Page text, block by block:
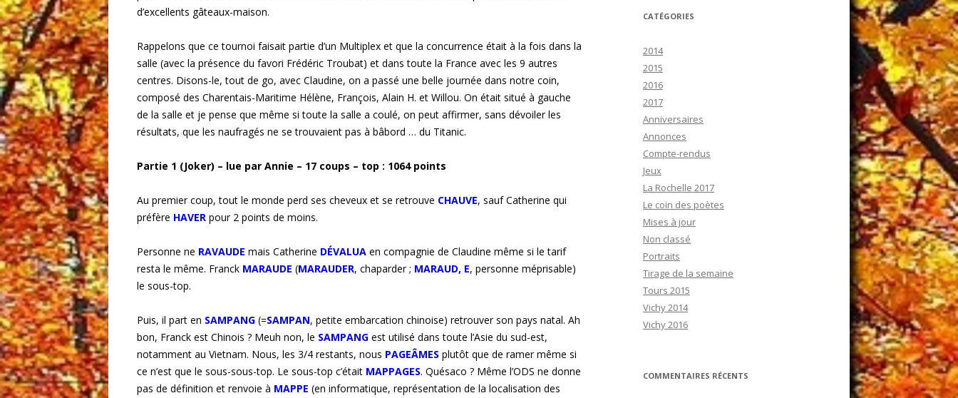
d’excellents gâteaux-maison.
Rappelons que ce tournoi faisait partie d’un Multiplex et que la concurrence était à la fois dans la
salle (avec la présence du favori Frédéric Troubat) et dans toute la France avec les 9 autres
centres. Disons-le, tout de go, avec Claudine, on a passé une belle journée dans notre coin,
composé des Charentais-Maritime Hélène, François, Alain H. et Willou. On était situé à gauche
de la salle et je pense que même si toute la salle a coulé, on peut affirmer, sans dévoiler les
résultats, que les naufragés ne se trouvaient pas à bâbord … du Titanic.
Partie 1 (Joker) – lue par Annie – 17 coups – top : 1064 points
Au premier coup, tout le monde perd ses cheveux et se retrouve CHAUVE, sauf Catherine qui
préfère HAVER pour 2 points de moins.
Personne ne RAVAUDE mais Catherine DÉVALUA en compagnie de Claudine même si le tarif
resta le même. Franck MARAUDE (MARAUDER, chaparder ; MARAUD, E, personne méprisable)
le sous-top.
Puis, il part en SAMPANG (=SAMPAN, petite embarcation chinoise) retrouver son pays natal. Ah
bon, Franck est Chinois ? Meuh non, le SAMPANG est utilisé dans toute l’Asie du sud-est,
notamment au Vietnam. Nous, les 3/4 restants, nous PAGEÂMES plutôt que de ramer même si
ce n’est que le sous-sous-top. Le sous-top c’était MAPPAGES. Quésaco ? Même l’ODS ne donne
pas de définition et renvoie à MAPPE (en informatique, représentation de la localisation des
CATÉGORIES
2014
2015
2016
2017
Anniversaires
Annonces
Compte-rendus
Jeux
La Rochelle 2017
Le coin des poètes
Mises à jour
Non classé
Portraits
Tirage de la semaine
Tours 2015
Vichy 2014
Vichy 2016
COMMENTAIRES RÉCENTS